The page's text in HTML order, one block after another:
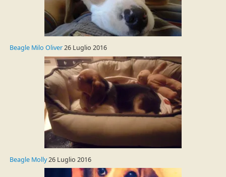
Beagle Milo Oliver26 Luglio 2016
Beagle Molly26 Luglio 2016